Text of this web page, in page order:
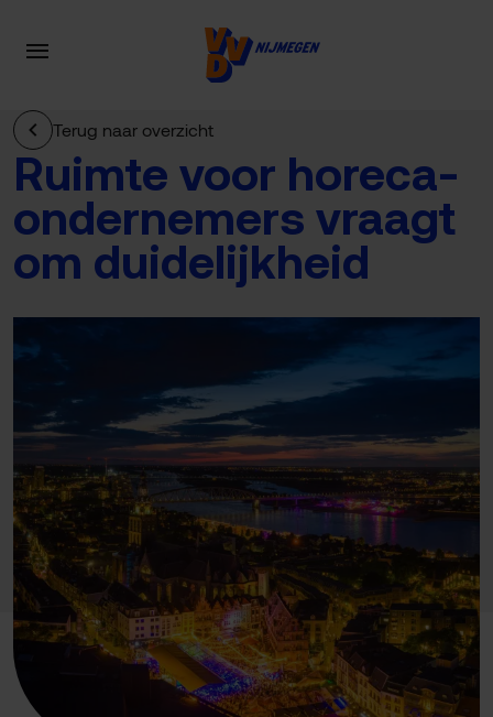
Terug naar overzicht
Ruimte voor horeca-
ondernemers vraagt
om duidelijkheid